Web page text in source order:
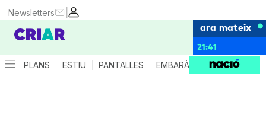
|
Newsletters
ara mateix
21:41
PLANS ESTIU PANTALLES EMBARÀS CRIANÇA